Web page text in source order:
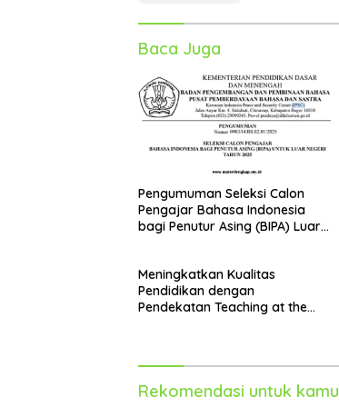
Baca Juga
Pengumuman Seleksi Calon
Pengajar Bahasa Indonesia
bagi Penutur Asing (BIPA) Luar
Meningkatkan Kualitas
Pendidikan dengan
Pendekatan Teaching at the
Rekomendasi untuk kamu